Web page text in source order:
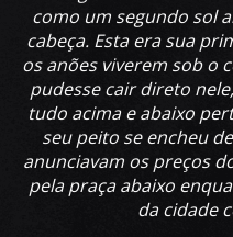
como um segundo sol
cabeça. Esta era sua
os anões viverem sob o
pudesse cair direto
tudo acima e abaixo
seu peito se encheu
anunciavam os preços
pela praça abaixo
da cidade